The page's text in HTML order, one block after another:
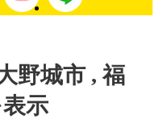
野城市 , 福
示